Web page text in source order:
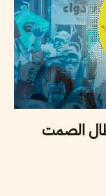
الصمت